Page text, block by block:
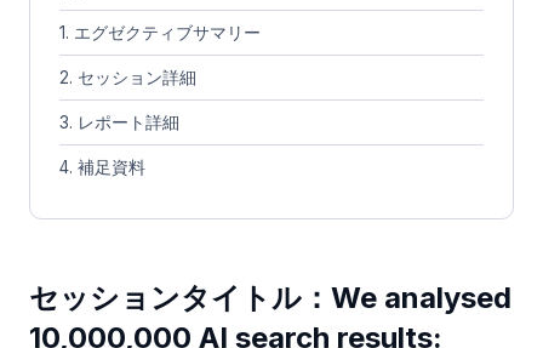
1. エグゼクティブサマリー
2. セッション詳細
3. レポート詳細
4. 補足資料
セッションタイトル：We analysed
10,000,000 AI search results: